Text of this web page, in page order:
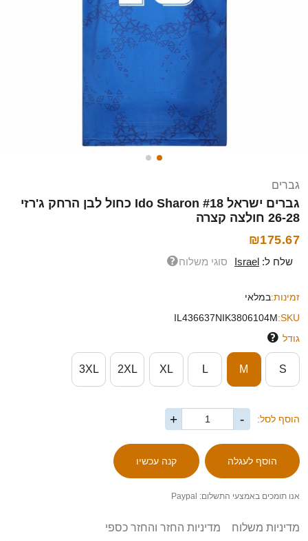
גברים
גברים ישראל Ido Sharon #18 כחול לבן הרחק ג'רזי
26-28 חולצה קצרה
₪175.67
שלח ל: Israel סוגי משלוח
זמינות:במלאי
SKU:
IL436637NIK3806104M
גודל
S
M
L
XL
2XL
3XL
הוסף לסל: -
+
אנו תומכים באמצעי התשלום: Paypal
מדיניות משלוח מדיניות החזר והחזר כספי